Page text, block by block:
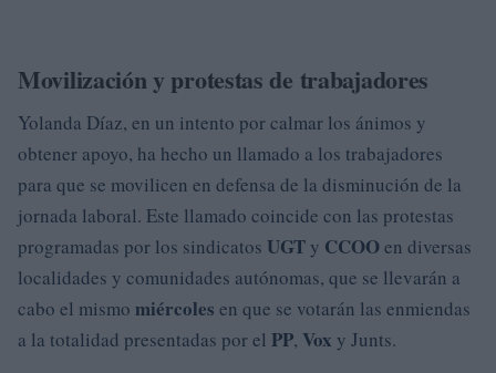
Movilización y protestas de trabajadores
Yolanda Díaz, en un intento por calmar los ánimos y
obtener apoyo, ha hecho un llamado a los trabajadores
para que se movilicen en defensa de la disminución de la
jornada laboral. Este llamado coincide con las protestas
programadas por los sindicatos UGT y CCOOen diversas
localidades y comunidades autónomas, que se llevarán a
cabo el mismo miércoles en que se votarán las enmiendas
a la totalidad presentadas por el PP, Vox y Junts.